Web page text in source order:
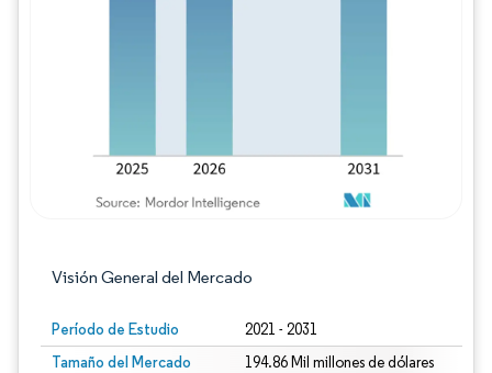
Visión General del Mercado
Período de Estudio 2021 - 2031
Tamaño del Mercado
194.86 Mil millones de dólares